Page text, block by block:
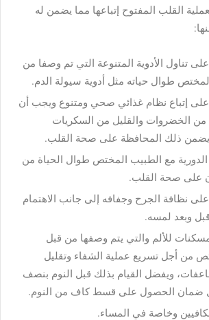
القلب المفتوح إتباعها مما يضمن له
تناول الأدوية المتنوعة التي تم وصفا من
طوال حياته مثل أدوية سيولة الدم.
إتباع نظام غذائي صحي ومتنوع ويجب أن
من الخضروات والقليل من السكريات
يضمن ذلك المحافظة على صحة القلب.
الدورية مع الطبيب المختص طوال الحياة من
على صحة القلب.
نظافة الجرح وجفافه إلى جانب الاهتمام
وبعد لمسه.
للألم والتي يتم وصفها من قبل
من أجل تسريع عملية الشفاء وتقليل
ويفضل القيام بذلك قبل النوم بنصف
ضمان الحصول على قسط كاف من النوم.
وخاصة في المساء.